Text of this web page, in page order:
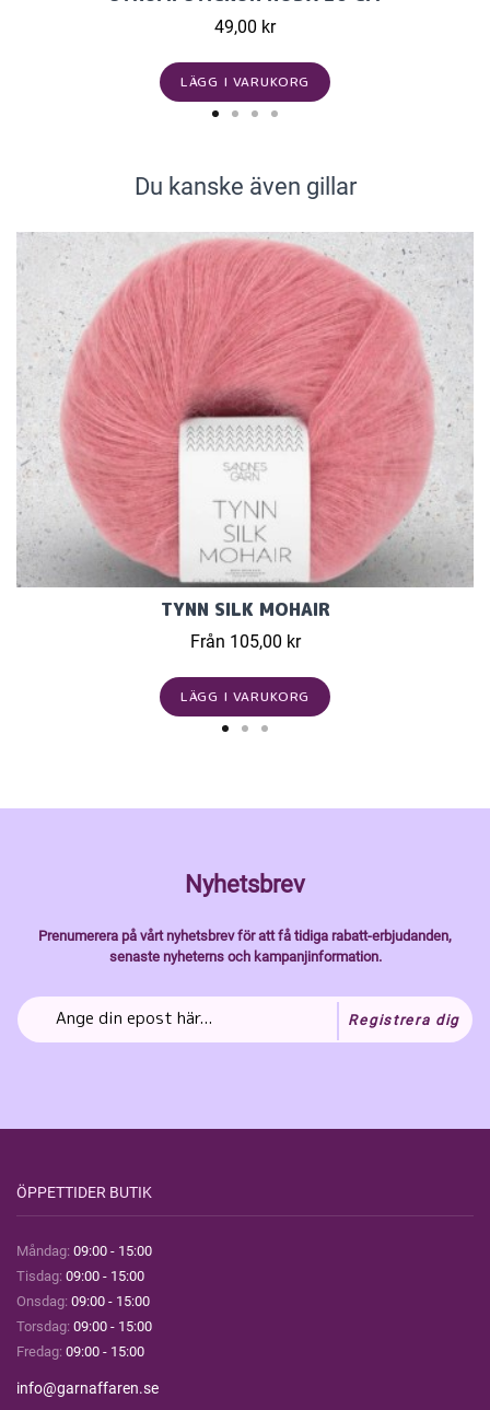
49,00 kr
LÄGG I VARUKORG
Du kanske även gillar
TYNN SILK MOHAIR
Från 105,00 kr
LÄGG I VARUKORG
Nyhetsbrev
Prenumerera på vårt nyhetsbrev för att få tidiga rabatt-erbjudanden,
senaste nyheterns och kampanjinformation.
Registrera dig
ÖPPETTIDER BUTIK
Måndag: 09:00 - 15:00
Tisdag: 09:00 - 15:00
Onsdag: 09:00 - 15:00
Torsdag: 09:00 - 15:00
Fredag: 09:00 - 15:00
info@garnaffaren.se